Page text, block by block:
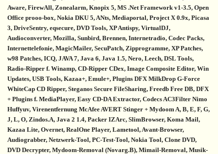
Aware, FirewAll, Zonealarm, Knopix 5, MS .Net Framework v1-3.5, Open
Office prooo-box, Nokia DKU 5, ANts, Mediaportal, Project X 0.9x, Picasa
3, DriveSentry, eqsecure, DVD Tools, XP Antispy, VirtualDJ,
Audioconverter, Mozilla, Sunbird, Brennen, Internetradio, Codec Packs,
Internettelefonie, MagicMailer, SecuPatch, Zipprogramme, XP Patches,
w98 Patches, ICQ, JAVA 7, Java 6, Java 1.5, Nero, Leech, DSL Tools,
Radio-Ripper f. Winamp, CD-Ripper CDex, Image Composite Editor, Win
Updates, USB Tools, Kazaa+, Emule+, Plugins DFX MilkDrop G-Force
WhiteCap CD Ripper, Steganos Secure FileSharing, Freedb Free DB, DFX
+ Plugins f. MediaPlayer, Easy CD-DA Extractor, Codecs AC3Filter Nimo
Huffyuv, Virenentfernung McAfee AVERT Stinger + Mydoom A, B, E, F, G,
J, L, O, Zindos.A, Java 2 1.4, Packer IZArc, SlimBrowser, Koma Mail,
Kazaa Lite, Overnet, RealOne Player, Lametool, Avant-Browser,
Audiograbber, Netzwerk-Tool, PC-Test-Tool, Nokia Tool, Clone DVD,
DVD Decrypter, Mydoom-Removal (Novarg.B), Mimail-Removal, Musik-